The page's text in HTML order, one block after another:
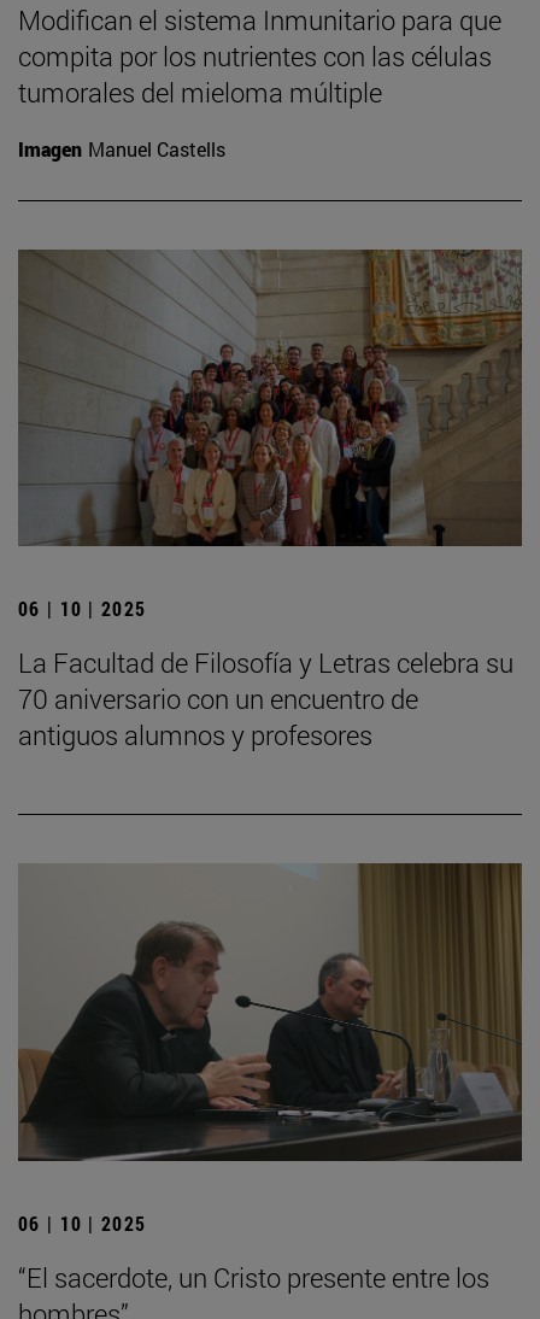
Modifican el sistema Inmunitario para que
compita por los nutrientes con las células
tumorales del mieloma múltiple
Imagen Manuel Castells
06 | 10 | 2025
La Facultad de Filosofía y Letras celebra su
70 aniversario con un encuentro de
antiguos alumnos y profesores
06 | 10 | 2025
“El sacerdote, un Cristo presente entre los